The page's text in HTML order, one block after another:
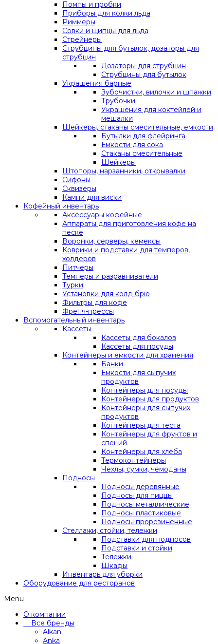
Помпы и пробки
Приборы для колки льда
Риммеры
Совки и щипцы для льда
Стрейнеры
Струбцины для бутылок, дозаторы для
струбцин
Дозаторы для струбцин
Струбцины для бутылок
Украшения барные
Зубочистки, вилочки и шпажки
Трубочки
Украшения для коктейлей и
мешалки
Шейкеры, стаканы смесительные, емкости
Бутылки для флейринга
Емкости для сока
Стаканы смесительные
Шейкеры
Штопоры, нарзанники, открывалки
Сифоны
Сквизеры
Камни для виски
Кофейный инвентарь
Аксессуары кофейные
Аппараты для приготовления кофе на
песке
Воронки, серверы, кемексы
Коврики и подставки для темперов,
холдеров
Питчеры
Темперы и разравниватели
Турки
Установки для колд-брю
Фильтры для кофе
Френч-прессы
Вспомогательный инвентарь
Кассеты
Кассеты для бокалов
Кассеты для посуды
Контейнеры и емкости для хранения
Банки
Емкости для сыпучих
продуктов
Контейнеры для посуды
Контейнеры для продуктов
Контейнеры для сыпучих
продуктов
Контейнеры для теста
Контейнеры для фруктов и
специй
Контейнеры для хлеба
Термоконтейнеры
Чехлы, сумки, чемоданы
Подносы
Подносы деревянные
Подносы для пиццы
Подносы металлические
Подносы пластиковые
Подносы прорезиненные
Стеллажи, стойки, тележки
Подставки для подносов
Подставки и стойки
Тележки
Шкафы
Инвентарь для уборки
Оборудование для ресторанов
Menu
О компании
Все бренды
Alkan
Anka